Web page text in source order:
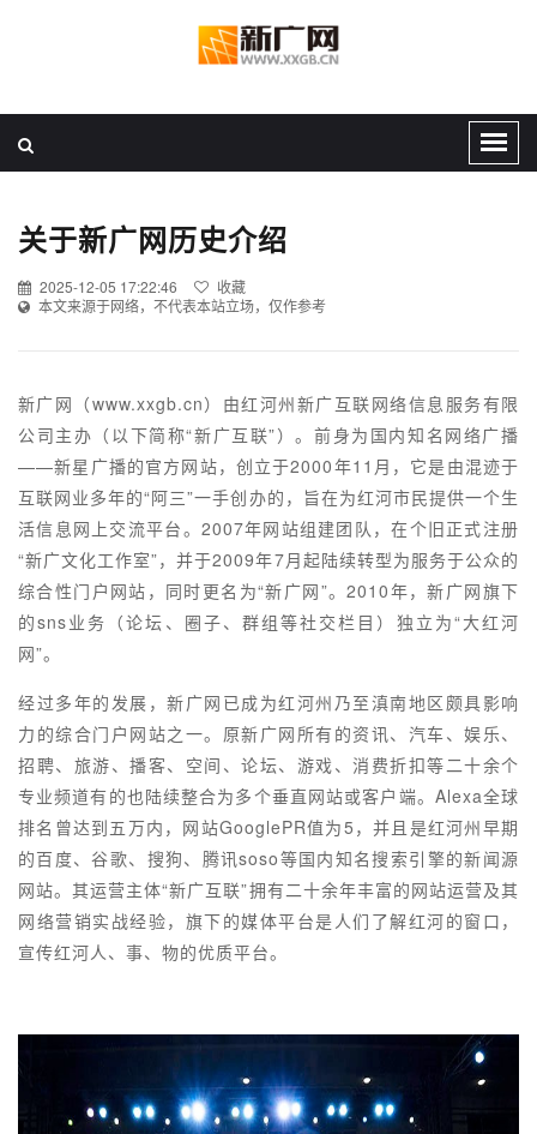
关于新广网历史介绍
2025-12-05 17:22:46
收藏
本文来源于网络，不代表本站立场，仅作参考
新广网（www.xxgb.cn）由红河州新广互联网络信息服务有限
公司主办（以下简称“新广互联”）。前身为国内知名网络广播
——新星广播的官方网站，创立于2000年11月，它是由混迹于
互联网业多年的“阿三”一手创办的，旨在为红河市民提供一个生
活信息网上交流平台。2007年网站组建团队，在个旧正式注册
“新广文化工作室”，并于2009年7月起陆续转型为服务于公众的
综合性门户网站，同时更名为“新广网”。2010年，新广网旗下
的sns业务（论坛、圈子、群组等社交栏目）独立为“大红河
网”。
经过多年的发展，新广网已成为红河州乃至滇南地区颇具影响
力的综合门户网站之一。原新广网所有的资讯、汽车、娱乐、
招聘、旅游、播客、空间、论坛、游戏、消费折扣等二十余个
专业频道有的也陆续整合为多个垂直网站或客户端。Alexa全球
排名曾达到五万内，网站GooglePR值为5，并且是红河州早期
的百度、谷歌、搜狗、腾讯soso等国内知名搜索引擎的新闻源
网站。其运营主体“新广互联”拥有二十余年丰富的网站运营及其
网络营销实战经验，旗下的媒体平台是人们了解红河的窗口，
宣传红河人、事、物的优质平台。